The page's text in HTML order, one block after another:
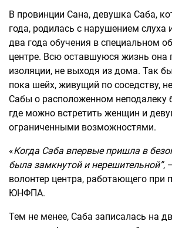
В провинции Сана, девушка Саба,
года, родилась с нарушением слуха
два года обучения в специальном
центре. Всю оставшуюся жизнь она
изоляции, не выходя из дома. Так
пока шейх, живущий по соседству,
Сабы о расположенном неподалеку
где можно встретить женщин и
ограниченными возможностями.
«Когда Саба впервые пришла в
была замкнутой и нерешительной”,
волонтер центра, работающего при
ЮНФПА.
Тем не менее, Саба записалась на